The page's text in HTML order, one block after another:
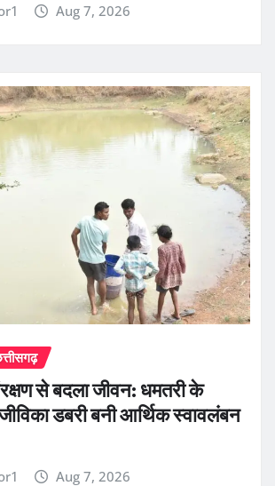
Aug 7, 2026
से बदला जीवन: धमतरी के
डबरी बनी आर्थिक स्वावलंबन
Aug 7, 2026